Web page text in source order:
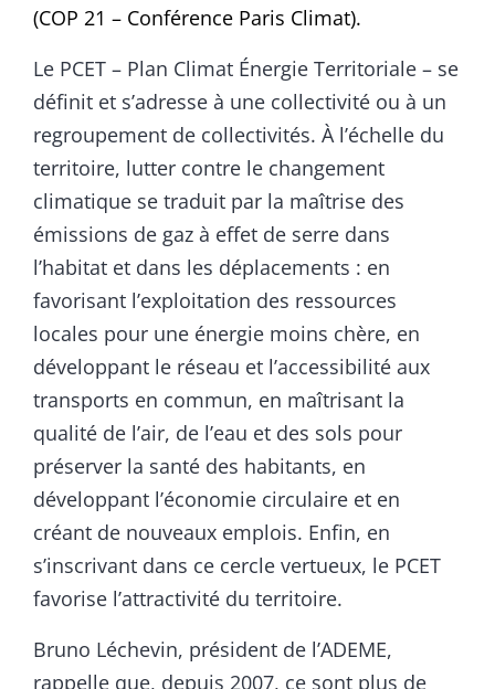
(COP 21 – Conférence Paris Climat).
Le PCET – Plan Climat Énergie Territoriale – se
définit et s’adresse à une collectivité ou à un
regroupement de collectivités. À l’échelle du
territoire, lutter contre le changement
climatique se traduit par la maîtrise des
émissions de gaz à effet de serre dans
l’habitat et dans les déplacements : en
favorisant l’exploitation des ressources
locales pour une énergie moins chère, en
développant le réseau et l’accessibilité aux
transports en commun, en maîtrisant la
qualité de l’air, de l’eau et des sols pour
préserver la santé des habitants, en
développant l’économie circulaire et en
créant de nouveaux emplois. Enfin, en
s’inscrivant dans ce cercle vertueux, le PCET
favorise l’attractivité du territoire.
Bruno Léchevin, président de l’ADEME,
rappelle que, depuis 2007, ce sont plus de